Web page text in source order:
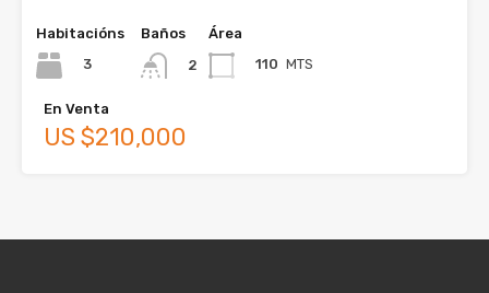
Habitacións
3
Baños
2
Área
110 MTS
En Venta
US $210,000